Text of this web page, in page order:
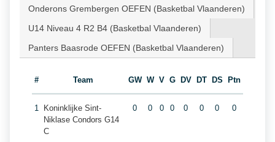
Onderons Grembergen OEFEN (Basketbal Vlaanderen)
U14 Niveau 4 R2 B4 (Basketbal Vlaanderen)
Panters Baasrode OEFEN (Basketbal Vlaanderen)
# Team GW W V G DV DT DS Ptn
1
Koninklijke Sint-
Niklase Condors G14
C
0 0 0 0 0 0 0 0